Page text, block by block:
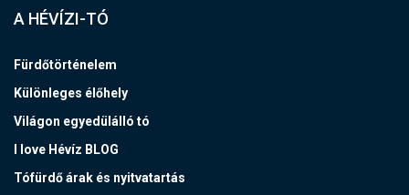
A HÉVÍZI-TÓ
Fürdőtörténelem
Különleges élőhely
Világon egyedülálló tó
I love Hévíz BLOG
Tófürdő árak és nyitvatartás